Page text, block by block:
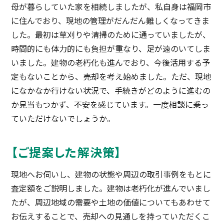
母が暮らしていた家を相続しましたが、私自身は福岡市
に住んでおり、現地の管理がだんだん難しくなってきま
した。最初は草刈りや清掃のために通っていましたが、
時間的にも体力的にも負担が重なり、足が遠のいてしま
いました。建物の老朽化も進んでおり、今後活用する予
定もないことから、売却を考え始めました。ただ、現地
になかなか行けない状況で、手続きがどのように進むの
か見当もつかず、不安を感じています。一度相談に乗っ
ていただけないでしょうか。
【ご提案した解決策】
現地へお伺いし、建物の状態や周辺の取引事例をもとに
査定額をご説明しました。建物は老朽化が進んでいまし
たが、周辺地域の需要や土地の価値についてもあわせて
お伝えすることで、売却への見通しを持っていただくこ